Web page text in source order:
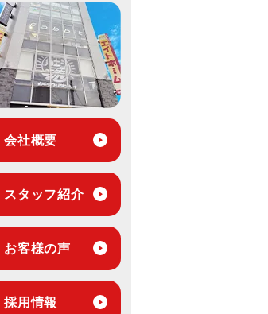
会社概要
スタッフ紹介
お客様の声
採用情報